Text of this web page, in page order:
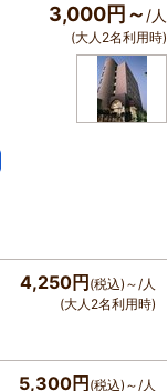
3,000円～ /人
(大人2名利用時)
4,250円(税込)～/人
(大人2名利用時)
5,300円(税込)～/人